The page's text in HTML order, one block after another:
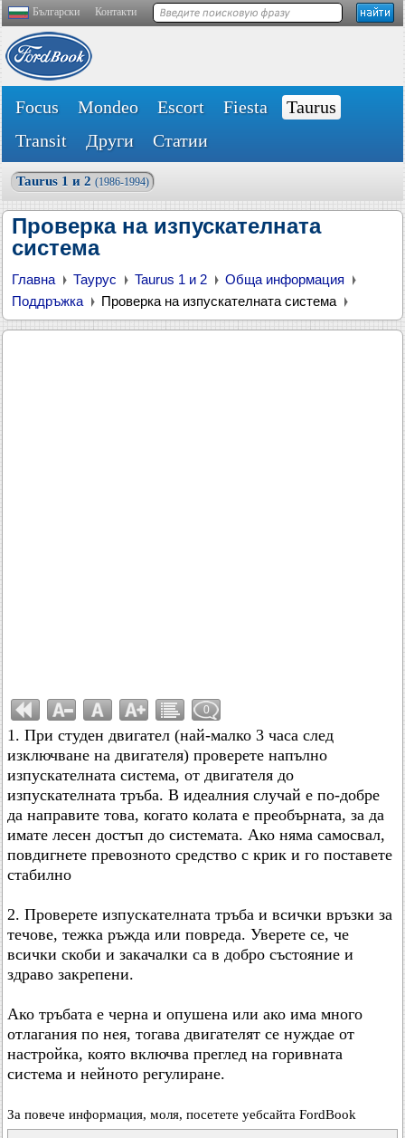
Български Контакти
Focus Mondeo Escort Fiesta
Taurus
Transit
Други Статии
Taurus 1 и 2 (1986-1994)
Проверка на изпускателната
система
Главна Таурус Taurus 1 и 2
Обща информация
Поддръжка
Проверка на изпускателната система
0
1. При студен двигател (най-малко 3 часа след
изключване на двигателя) проверете напълно
изпускателната система, от двигателя до
изпускателната тръба. В идеалния случай е по-добре
да направите това, когато колата е преобърната, за да
имате лесен достъп до системата. Ако няма самосвал,
повдигнете превозното средство с крик и го поставете
стабилно
2. Проверете изпускателната тръба и всички връзки за
течове, тежка ръжда или повреда. Уверете се, че
всички скоби и закачалки са в добро състояние и
здраво закрепени.
Ако тръбата е черна и опушена или ако има много
отлагания по нея, тогава двигателят се нуждае от
настройка, която включва преглед на горивната
система и нейното регулиране.
За повече информация, моля, посетете уебсайта FordBook